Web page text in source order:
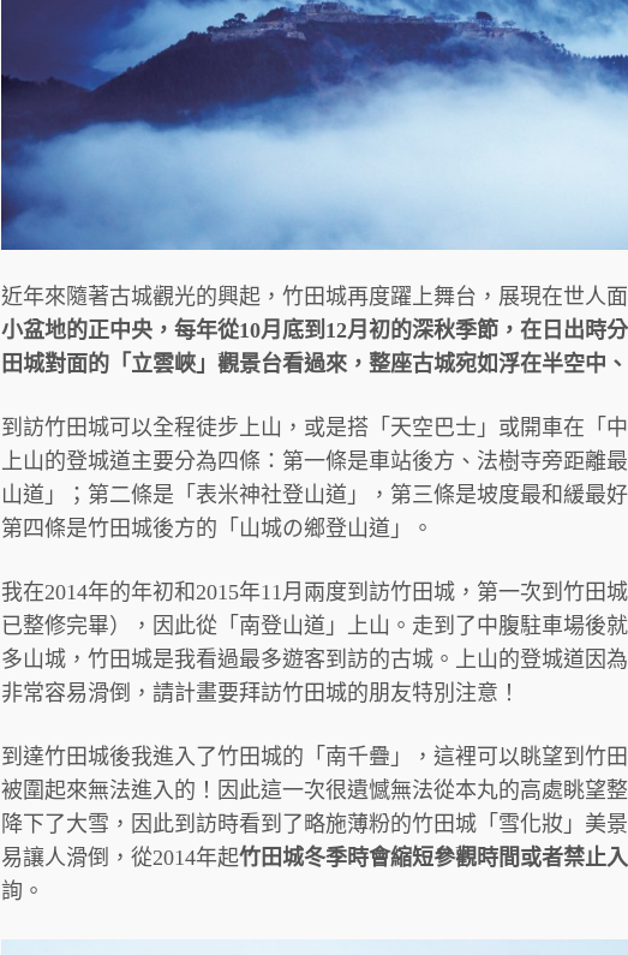
近年來隨著古城觀光的興起，竹田城再度躍上舞台，展現在世人面
小盆地的正中央，每年從10月底到12月初的深秋季節，在日出時
田城對面的「立雲峽」觀景台看過來，整座古城宛如浮在半空中
到訪竹田城可以全程徒步上山，或是搭「天空巴士」或開車在「
上山的登城道主要分為四條：第一條是車站後方、法樹寺旁距離
山道」；第二條是「表米神社登山道」，第三條是坡度最和緩最
第四條是竹田城後方的「山城の鄉登山道」。
我在2014年的年初和2015年11月兩度到訪竹田城，第一次到竹田
已整修完畢），因此從「南登山道」上山。走到了中腹駐車場後
多山城，竹田城是我看過最多遊客到訪的古城。上山的登城道因
非常容易滑倒，請計畫要拜訪竹田城的朋友特別注意！
到達竹田城後我進入了竹田城的「南千疊」，這裡可以眺望到竹
被圍起來無法進入的！因此這一次很遺憾無法從本丸的高處眺望
降下了大雪，因此到訪時看到了略施薄粉的竹田城「雪化妝」美
易讓人滑倒，從2014年起竹田城冬季時會縮短參觀時間或者禁止
詢。